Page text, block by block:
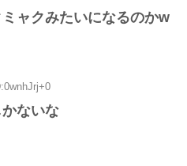
ャクみたいになるのかw
ないな